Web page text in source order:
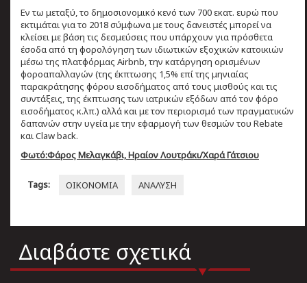
Εν τω μεταξύ, το δημοσιονομικό κενό των 700 εκατ. ευρώ που
εκτιμάται για το 2018 σύμφωνα με τους δανειστές μπορεί να
κλείσει με βάση τις δεσμεύσεις που υπάρχουν για πρόσθετα
έσοδα από τη φορολόγηση των ιδιωτικών εξοχικών κατοικιών
μέσω της πλατφόρμας Αirbnb, την κατάργηση ορισμένων
φοροαπαλλαγών (της έκπτωσης 1,5% επί της μηνιαίας
παρακράτησης φόρου εισοδήματος από τους μισθούς και τις
συντάξεις, της έκπτωσης των ιατρικών εξόδων από τον φόρο
εισοδήματος κ.λπ.) αλλά και με τον περιορισμό των πραγματικών
δαπανών στην υγεία με την εφαρμογή των θεσμών του Rebate
και Claw back.
Φωτό:Φάρος Μελαγκάβι, Ηραίον Λουτράκι/Χαρά Γάτσιου
Tags: ΟΙΚΟΝΟΜΙΑ ΑΝΑΛΥΣΗ
Διαβάστε σχετικά